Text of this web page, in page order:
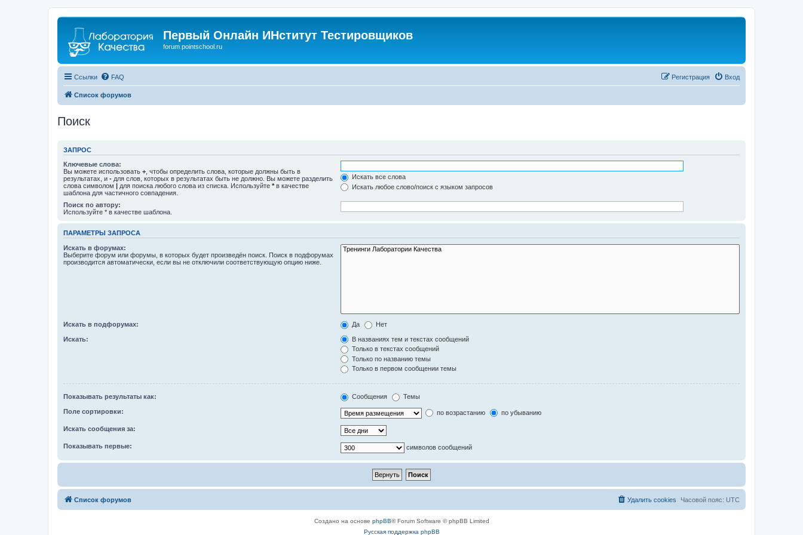
Первый Онлайн ИНститут Тестировщиков
forum.pointschool.ru
Ссылки FAQ Вход
Регистрация
Список форумов
Поиск
ЗАПРОС
Ключевые слова:
Вы можете использовать + , чтобы определить слова, которые должны быть в
результатах, и - для слов, которых в результатах быть не должно. Вы можете разделить
слова символом | для поиска любого слова из списка. Используйте * в качестве
шаблона для частичного совпадения.
Искать все слова
Искать любое слово/поиск с языком запросов
Поиск по автору:
Используйте * в качестве шаблона.
ПАРАМЕТРЫ ЗАПРОСА
Искать в форумах:
Выберите форум или форумы, в которых будет произведён поиск. Поиск в подфорумах
производится автоматически, если вы не отключили соответствующую опцию ниже.
Искать в подфорумах: Да Нет
Искать:
В названиях тем и текстах сообщений
Только в текстах сообщений
Только по названию темы
Только в первом сообщении темы
Показывать результаты как: Сообщения Темы
Поле сортировки: по возрастанию по убыванию
Искать сообщения за:
Показывать первые: символов сообщений
Список форумов Часовой пояс: UTC
Удалить cookies
Создано на основе phpBB® Forum Software © phpBB Limited
Русская поддержка phpBB